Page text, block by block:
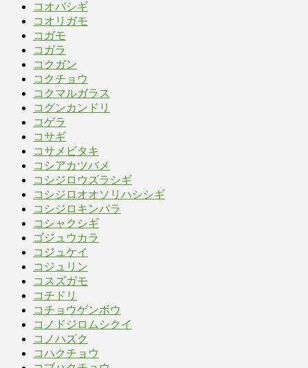
コオバシギ
コオリガモ
コガモ
コガラ
コクガン
コクチョウ
コクマルガラス
コグンカンドリ
コゲラ
コサギ
コサメビタキ
コシアカツバメ
コシジロウズラシギ
コシジロオオソリハシシギ
コシジロキンパラ
コシャクシギ
ゴジュウカラ
コジュケイ
コジュリン
コスズガモ
コチドリ
コチョウゲンボウ
コノドジロムシクイ
コノハズク
コハクチョウ